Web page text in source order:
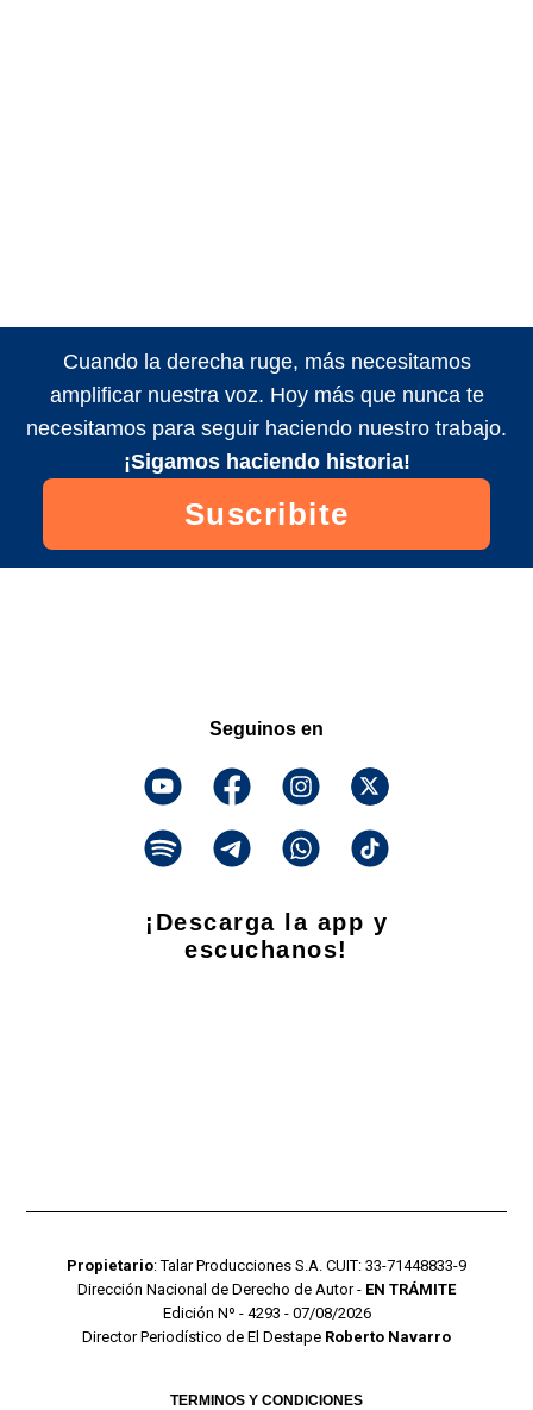
Cuando la derecha ruge, más necesitamos
amplificar nuestra voz. Hoy más que nunca te
necesitamos para seguir haciendo nuestro trabajo.
¡Sigamos haciendo historia!
Suscribite
Seguinos en
¡Descarga la app y
escuchanos!
Propietario: Talar Producciones S.A. CUIT: 33-71448833-9
Dirección Nacional de Derecho de Autor - EN TRÁMITE
Edición Nº - 4293 - 07/08/2026
Director Periodístico de El Destape Roberto Navarro
TERMINOS Y CONDICIONES